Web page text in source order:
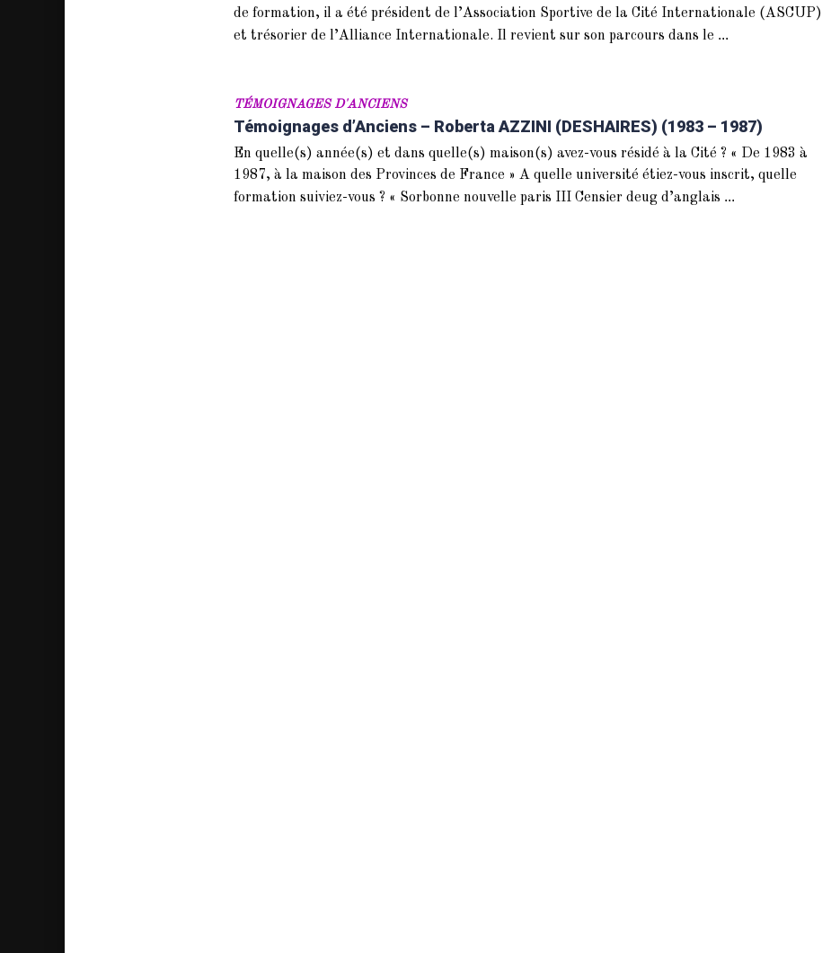
de formation, il a été président de l’Association Sportive de la Cité Internationale (ASCUP)
et trésorier de l’Alliance Internationale. Il revient sur son parcours dans le ...
TÉMOIGNAGES D'ANCIENS
Témoignages d’Anciens – Roberta AZZINI (DESHAIRES) (1983 – 1987)
En quelle(s) année(s) et dans quelle(s) maison(s) avez-vous résidé à la Cité ? « De 1983 à
1987, à la maison des Provinces de France » A quelle université étiez-vous inscrit, quelle
formation suiviez-vous ? « Sorbonne nouvelle paris III Censier deug d’anglais ...